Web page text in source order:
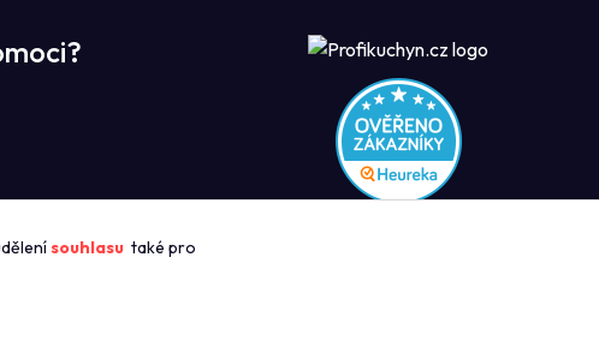
souhlasu také pro